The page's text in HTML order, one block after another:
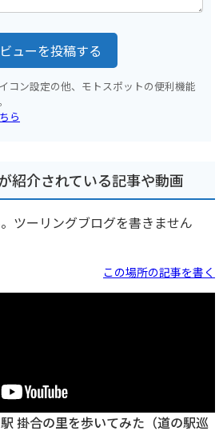
ューを投稿する
コン設定の他、モトスポットの便利機能
ら
紹介されている記事や動画
ツーリングブログを書きません
この場所の記事を書く
掛合の里を歩いてみた（道の駅巡